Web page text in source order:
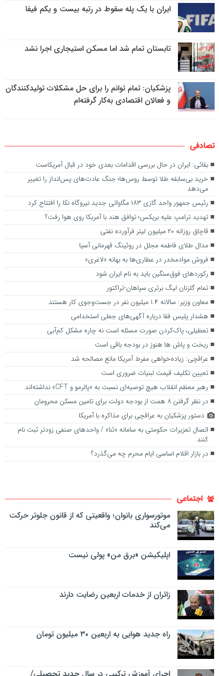
ایران با یک پله سقوط در رتبه بیست و یکم فیفا
تابستان تمام شد اما مسکن استیجاری اجرا نشد
پزشکیان: تمام توانم را برای حل مشکلات تولیدکنندگان
و فعالان اقتصادی به‌کار گرفته‌ام
تصادفی
بقائی: ایران در حال بررسی اقدامات بعدی خود در قبال آمریکاست
خرید بی‌سابقه طلا توسط روس‌ها؛ جنگ عادت‌های پس‌انداز را تغییر
می‌دهد
رئیس جمهور واحد گازی ۱۸۳ مگاواتی جدید نیروگاه نکا را افتتاح کرد
تهدید ترامپ علیه بریکس؛ توافق هند با آمریکا روی هوا رفت؟
قاچاق روزانه ۲۰ میلیون لیتر فرآورده نفتی
مدال طلای فاطمه مجلل در روئینگ قهرمانی آسیا
فروش موادمخدر در عطاری‌ها به بهانه «لاغری»
رکوردهای فوق‌سنگین باید به نام ایران شود
تمام گلزنان لیگ‌ برتری سپاهان-تراکتور
معاون وزیر: سالانه ۱.۴ میلیون نفر در جست‌وجوی کار هستند
هشدار پلیس فقا درباره آگهی‌های جعلی استخدامی
تعطیلی، پاک‌کردن صورت مسئله است نه چاره مشکل کم‌آبی
ریخت و پاش ها هنوز در بودجه باقی است
عراقچی: زیاده‌خواهی مفرط آمریکا مانع مصالحه شد
تعیین تکلیف قیمت لبنیات ضروری است
رهبر معظم انقلاب هیچ توصیه‌ای نسبت به «پالرمو و CFT» نداشته‌اند
در نظر گرفتن ۸ همت از بودجه دولت برای تامین مسکن محرومان
دستور پزشکیان به عراقچی برای مذاکره با آمریکا
اتصال تعزیرات حکومتی به سامانه «ثنا» / واحدهای صنفی زودتر ثبت نام
کنند
در بازار اقلام اساسی ایام محرم چه می‌گذرد؟
اجتماعی
موتورسواری بانوان؛ واقعیتی که از قانون جلوتر حرکت
می‌کند
اپلیکیشن «برق من» پولی نیست
زائران از خدمات اربعین رضایت دارند
راه جدید هوایی به اربعین ۳۰ میلیون تومان